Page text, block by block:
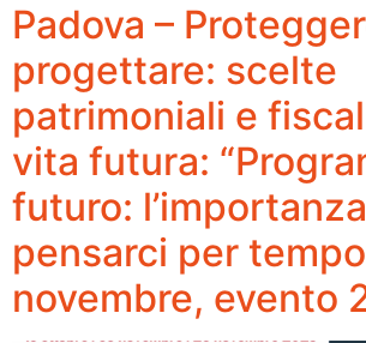
Padova –
progettare: scelte
patrimoniali e
vita futura:
futuro:
pensarci per
novembre, evento